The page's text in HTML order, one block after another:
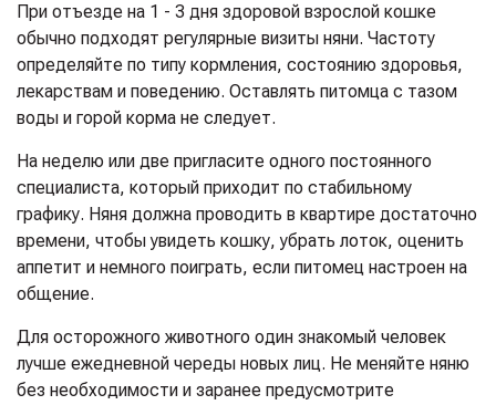
При отъезде на 1 - 3 дня здоровой взрослой кошке
обычно подходят регулярные визиты няни. Частоту
определяйте по типу кормления, состоянию здоровья,
лекарствам и поведению. Оставлять питомца с тазом
воды и горой корма не следует.
На неделю или две пригласите одного постоянного
специалиста, который приходит по стабильному
графику. Няня должна проводить в квартире достаточно
времени, чтобы увидеть кошку, убрать лоток, оценить
аппетит и немного поиграть, если питомец настроен на
общение.
Для осторожного животного один знакомый человек
лучше ежедневной череды новых лиц. Не меняйте няню
без необходимости и заранее предусмотрите